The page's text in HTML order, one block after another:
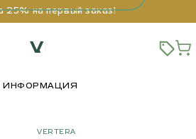
25% на первый заказ!
ИНФОРМАЦИЯ
VERTERA